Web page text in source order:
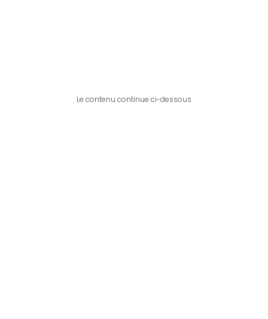
Le contenu continue ci-dessous